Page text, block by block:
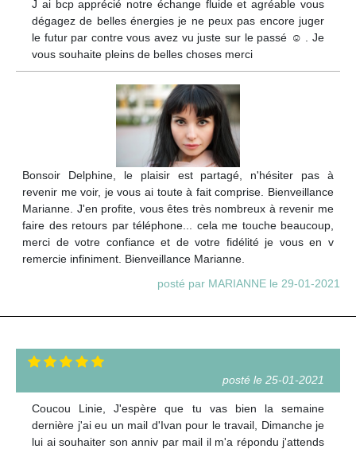
J ai bcp apprécié notre échange fluide et agréable vous
dégagez de belles énergies je ne peux pas encore juger
le futur par contre vous avez vu juste sur le passé ☺ . Je
vous souhaite pleins de belles choses merci
Bonsoir Delphine, le plaisir est partagé, n'hésiter pas à
revenir me voir, je vous ai toute à fait comprise. Bienveillance
Marianne. J'en profite, vous êtes très nombreux à revenir me
faire des retours par téléphone... cela me touche beaucoup,
merci de votre confiance et de votre fidélité je vous en v
remercie infiniment. Bienveillance Marianne.
posté par MARIANNE le 29-01-2021
posté le 25-01-2021
Coucou Linie, J'espère que tu vas bien la semaine
dernière j'ai eu un mail d'Ivan pour le travail, Dimanche je
lui ai souhaiter son anniv par mail il m'a répondu j'attends